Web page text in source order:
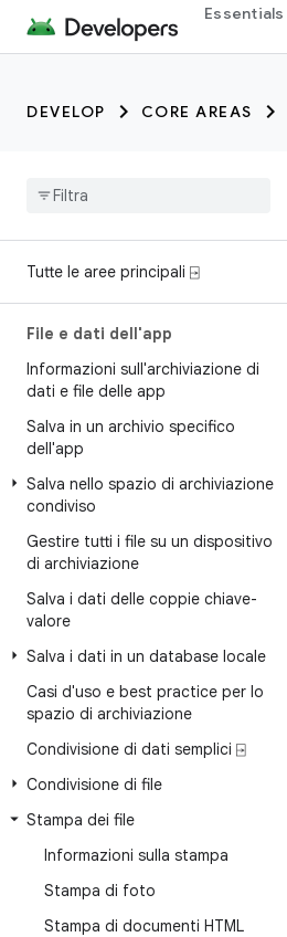
Essentials
DEVELOP CORE AREAS
Tutte le aree principali ⍈
File e dati dell'app
Informazioni sull'archiviazione di
dati e file delle app
Salva in un archivio specifico
dell'app
Salva nello spazio di archiviazione
condiviso
Gestire tutti i file su un dispositivo
di archiviazione
Salva i dati delle coppie chiave-
valore
Salva i dati in un database locale
Casi d'uso e best practice per lo
spazio di archiviazione
Condivisione di dati semplici ⍈
Condivisione di file
Stampa dei file
Informazioni sulla stampa
Stampa di foto
Stampa di documenti HTML